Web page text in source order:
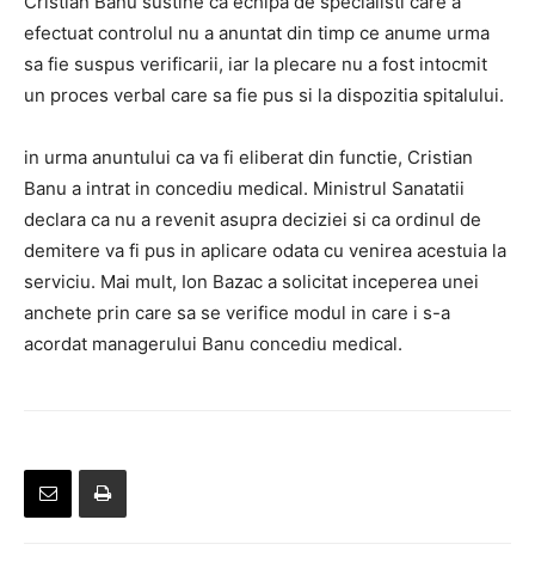
efectuat controlul nu a anuntat din timp ce anume urma
sa fie suspus verificarii, iar la plecare nu a fost intocmit
un proces verbal care sa fie pus si la dispozitia spitalului.
in urma anuntului ca va fi eliberat din functie, Cristian
Banu a intrat in concediu medical. Ministrul Sanatatii
declara ca nu a revenit asupra deciziei si ca ordinul de
demitere va fi pus in aplicare odata cu venirea acestuia la
serviciu. Mai mult, Ion Bazac a solicitat inceperea unei
anchete prin care sa se verifice modul in care i s-a
acordat managerului Banu concediu medical.